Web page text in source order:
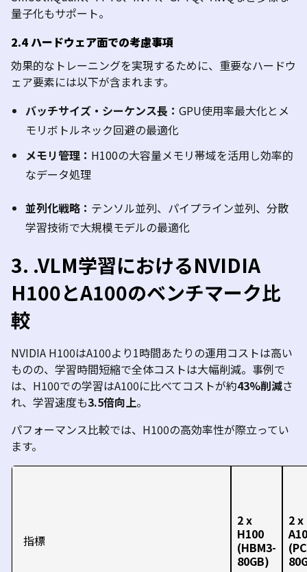
量子化もサポート。
2.4ハードウェア面での考慮事項
効果的なトレーニングを実現するために、重要なハードウ
ェア要素には以下が含まれます。
バッチサイズ・シーケンス長： GPU使用率最大化とメ
モリボトルネック回避の最適化
メモリ管理： H100の大容量メモリ帯域を活用し効率的
なデータ処理
並列化戦略： テンソル並列、パイプライン並列、分散
学習技術で大規模モデルの最適化
3. .VLM学習におけるNVIDIA
H100とA100のベンチマーク比
較
NVIDIA H100はA100より1時間あたりの運用コストは高い
ものの、学習時間短縮で全体コストは大幅削減。事例で
は、 H100での学習はA100に比べてコストが約43%削減さ
れ、学習速度も3.5倍向上。
パフォーマンス比較では、 H100の高効率性が際立ってい
ます。
指標
2 x
H100
(HBM3-
80GB)
2 x